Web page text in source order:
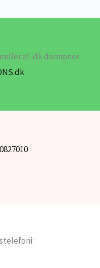
af .dk domæner